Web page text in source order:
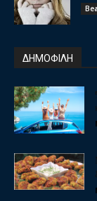
ΔΗΜΟΦΙΛΗ